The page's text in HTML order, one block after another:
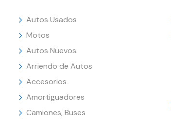
Autos Usados
Motos
Autos Nuevos
Arriendo de Autos
Accesorios
Amortiguadores
Camiones, Buses